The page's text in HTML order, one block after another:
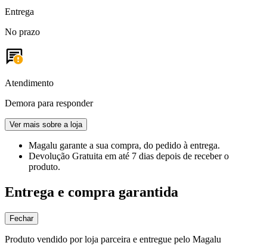
Entrega
No prazo
Atendimento
Demora para responder
Ver mais sobre a loja
Magalu garante a sua compra, do pedido à entrega.
Devolução Gratuita em até 7 dias depois de receber o
produto.
Entrega e compra garantida
Fechar
Produto vendido por loja parceira e entregue pelo Magalu